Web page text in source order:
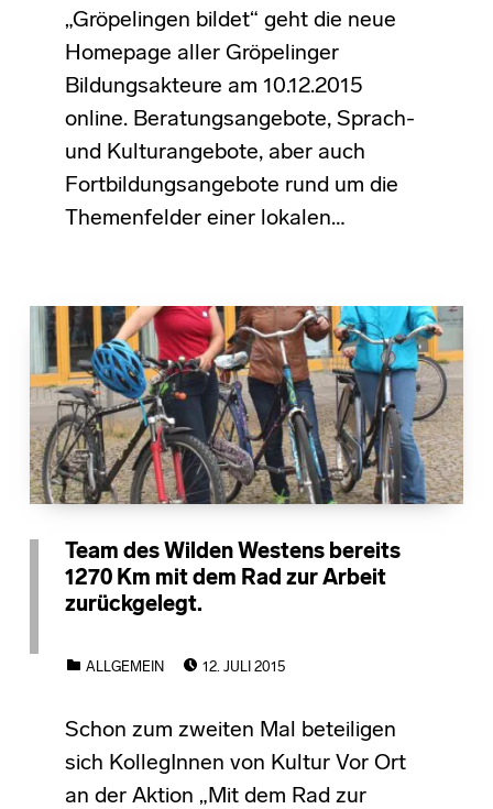
„Gröpelingen bildet“ geht die neue
Homepage aller Gröpelinger
Bildungsakteure am 10.12.2015
online. Beratungsangebote, Sprach-
und Kulturangebote, aber auch
Fortbildungsangebote rund um die
Themenfelder einer lokalen…
Team des Wilden Westens bereits
1270 Km mit dem Rad zur Arbeit
zurückgelegt.
ALLGEMEIN
12. JULI 2015
Schon zum zweiten Mal beteiligen
sich KollegInnen von Kultur Vor Ort
an der Aktion „Mit dem Rad zur